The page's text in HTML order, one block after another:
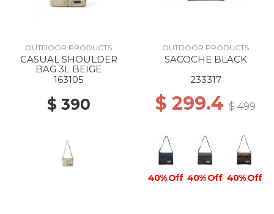
OUTDOOR PRODUCTS
CASUAL SHOULDER
BAG 3L BEIGE
163105
$ 390
OUTDOOR PRODUCTS
SACOCHE BLACK
233317
$ 299.4 $ 499
40% Off 40% Off 40% Off